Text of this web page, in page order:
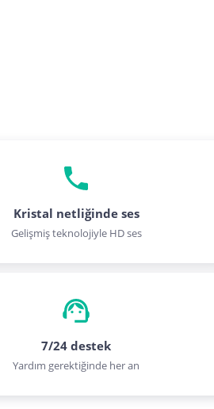
Kristal netliğinde ses
Gelişmiş teknolojiyle HD ses
7/24 destek
Yardım gerektiğinde her an